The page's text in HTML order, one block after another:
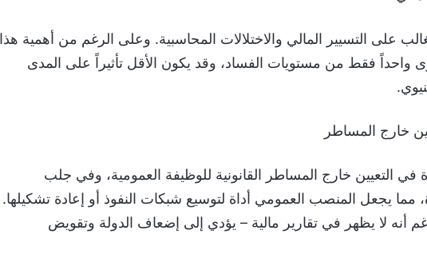
على التسيير المالي والاختلالات المحاسبية. وعلى الرغم من أهمية هذا
واحداً فقط من مستويات الفساد، وقد يكون الأقل تأثيراً على المدى
في التعيين خارج المساطر القانونية للوظيفة العمومية، وفي جلب
مما يجعل المنصب العمومي أداة لتوسيع شبكات النفوذ أو إعادة تشكيلها.
أنه لا يظهر في تقارير مالية – يؤدي إلى إضعاف الدولة وتقويض